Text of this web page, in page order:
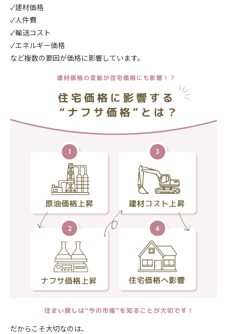
✓建材価格
✓人件費
✓輸送コスト
✓エネルギー価格
など複数の要因が価格に影響しています。
だからこそ大切なのは、